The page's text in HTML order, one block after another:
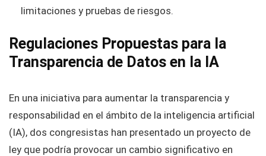
limitaciones y pruebas de riesgos.
Regulaciones Propuestas para la
Transparencia de Datos en la IA
En una iniciativa para aumentar la transparencia y
responsabilidad en el ámbito de la inteligencia artificial
(IA), dos congresistas han presentado un proyecto de
ley que podría provocar un cambio significativo en